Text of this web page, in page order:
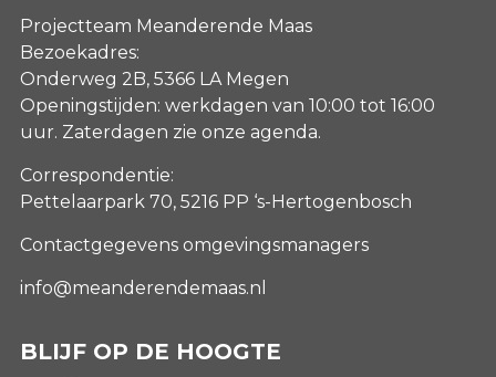
Projectteam Meanderende Maas
Bezoekadres:
Onderweg 2B, 5366 LA Megen
Openingstijden: werkdagen van 10:00 tot 16:00
uur. Zaterdagen zie onze agenda.
Correspondentie:
Pettelaarpark 70, 5216 PP ‘s-Hertogenbosch
Contactgegevens omgevingsmanagers
info@meanderendemaas.nl
BLIJF OP DE HOOGTE